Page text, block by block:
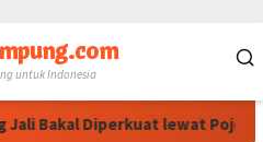
untuk Indonesia
Diperkuat lewat Pojok Baca